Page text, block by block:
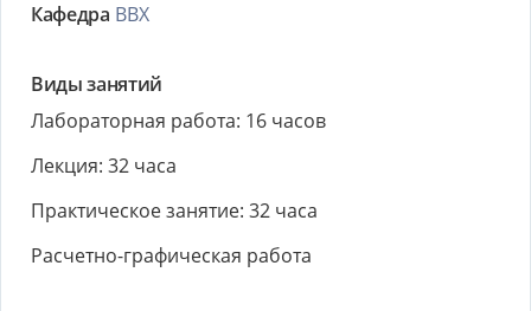
Кафедра ВВХ
Виды занятий
Лабораторная работа: 16 часов
Лекция: 32 часа
Практическое занятие: 32 часа
Расчетно-графическая работа